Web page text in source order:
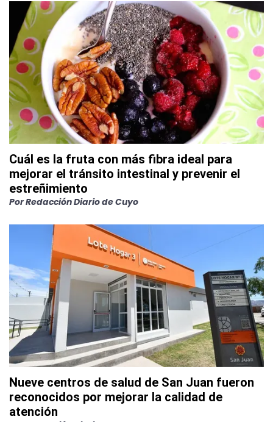
Cuál es la fruta con más fibra ideal para
mejorar el tránsito intestinal y prevenir el
estreñimiento
PorRedacción Diario de Cuyo
Nueve centros de salud de San Juan fueron
reconocidos por mejorar la calidad de
atención